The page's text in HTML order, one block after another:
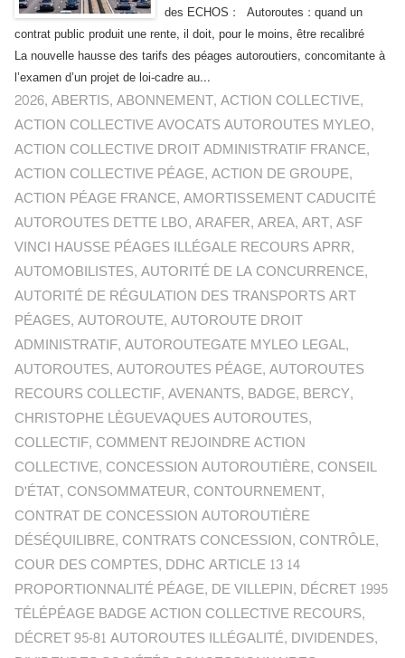
des ECHOS : Autoroutes : quand un
contrat public produit une rente, il doit, pour le moins, être recalibré
La nouvelle hausse des tarifs des péages autoroutiers, concomitante à
l’examen d’un projet de loi-cadre au...
2026,ABERTIS,ABONNEMENT,ACTION COLLECTIVE,
ACTION COLLECTIVE AVOCATS AUTOROUTES MYLEO,
ACTION COLLECTIVE DROIT ADMINISTRATIF FRANCE,
ACTION COLLECTIVE PÉAGE,ACTION DE GROUPE,
ACTION PÉAGE FRANCE,AMORTISSEMENT CADUCITÉ
AUTOROUTES DETTE LBO,ARAFER,AREA,ART,ASF
VINCI HAUSSE PÉAGES ILLÉGALE RECOURS APRR,
AUTOMOBILISTES,AUTORITÉ DE LA CONCURRENCE,
AUTORITÉ DE RÉGULATION DES TRANSPORTS ART
PÉAGES,AUTOROUTE,AUTOROUTE DROIT
ADMINISTRATIF,AUTOROUTEGATE MYLEO LEGAL,
AUTOROUTES,AUTOROUTES PÉAGE,AUTOROUTES
RECOURS COLLECTIF,AVENANTS, BADGE, BERCY,
CHRISTOPHE LÈGUEVAQUES AUTOROUTES,
COLLECTIF, COMMENT REJOINDRE ACTION
COLLECTIVE, CONCESSION AUTOROUTIÈRE, CONSEIL
D'ÉTAT, CONSOMMATEUR, CONTOURNEMENT,
CONTRAT DE CONCESSION AUTOROUTIÈRE
DÉSÉQUILIBRE, CONTRATS CONCESSION, CONTRÔLE,
COUR DES COMPTES, DDHC ARTICLE 13 14
PROPORTIONNALITÉ PÉAGE, DE VILLEPIN, DÉCRET 1995
TÉLÉPÉAGE BADGE ACTION COLLECTIVE RECOURS,
DÉCRET 95-81 AUTOROUTES ILLÉGALITÉ, DIVIDENDES,